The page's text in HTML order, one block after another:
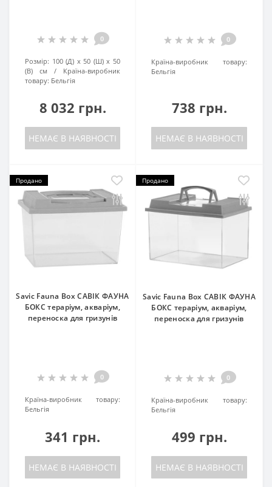
0
Розмір: 100 (Д) х 50 (Ш) х 50
(В) см
Країна-виробник
товару: Бельгія
8 032 грн.
НЕМАЄ В НАЯВНОСТІ
0
Країна-виробник товару:
Бельгія
738 грн.
НЕМАЄ В НАЯВНОСТІ
Продано
Savic Fauna Box САВІК ФАУНА
БОКС тераріум, акваріум,
переноска для гризунів
0
Країна-виробник товару:
Бельгія
341 грн.
НЕМАЄ В НАЯВНОСТІ
Продано
Savic Fauna Box САВІК ФАУНА
БОКС тераріум, акваріум,
переноска для гризунів
0
Країна-виробник товару:
Бельгія
499 грн.
НЕМАЄ В НАЯВНОСТІ